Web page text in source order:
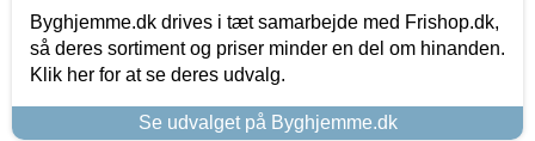
Byghjemme.dk drives i tæt samarbejde med Frishop.dk,
så deres sortiment og priser minder en del om hinanden.
Klik her for at se deres udvalg.
Se udvalget på Byghjemme.dk